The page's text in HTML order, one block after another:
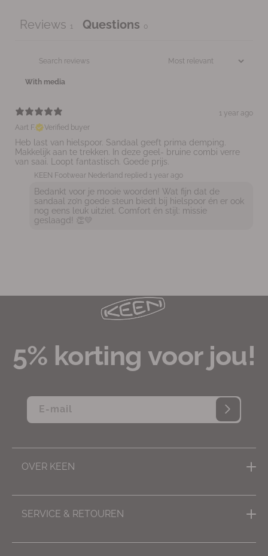
Reviews 1 Questions 0
With media
1 year ago
Aart F.
Verified buyer
Heb last van hielspoor. Sandaal geeft prima demping.
Makkelijk aan te trekken. In deze geel- bruine combi verre
van saai. Loopt fantastisch. Goede prijs.
KEEN Footwear Nederland replied 1 year ago
Bedankt voor je mooie woorden! Wat fijn dat de
sandaal zo’n goede steun biedt bij hielspoor én er ook
nog eens leuk uitziet. Comfort én stijl: missie
5% korting voor jou!
E‑mail
OVER KEEN
Inspiratie, tips & advies
Missie
Impact
SERVICE & RETOUREN
Contact